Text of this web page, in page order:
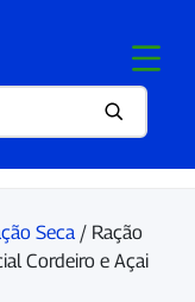
Seca / Ração
Cordeiro e Açai